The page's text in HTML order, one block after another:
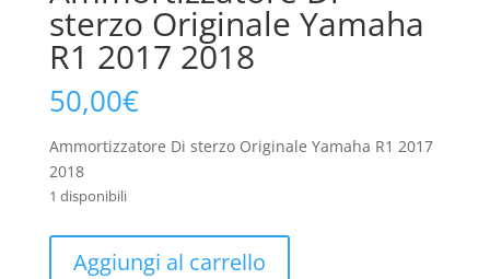
sterzo Originale Yamaha
R1 2017 2018
50,00€
Ammortizzatore Di sterzo Originale Yamaha R1 2017
2018
1 disponibili
Aggiungi al carrello